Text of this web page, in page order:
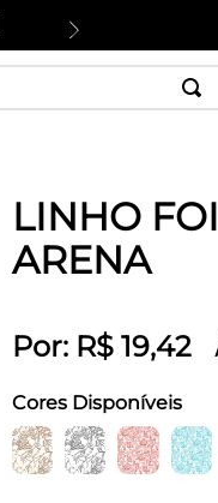
LINHO
ARENA
Por: R$ 19,42
Cores Disponíveis